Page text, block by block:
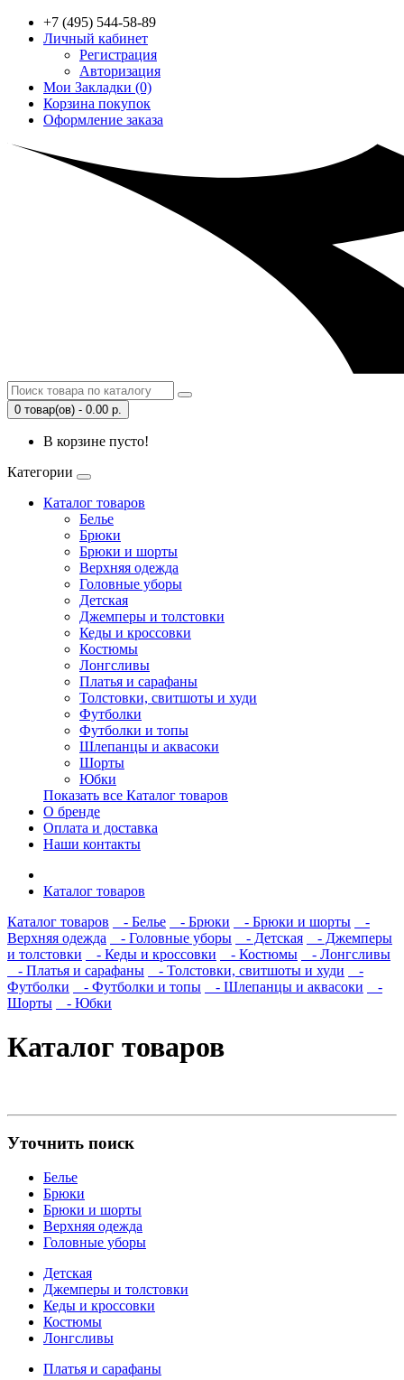
+7 (495) 544-58-89
Личный кабинет
Регистрация
Авторизация
Мои Закладки (0)
Корзина покупок
Оформление заказа
0 товар(ов) - 0.00 р.
В корзине пусто!
Категории
Каталог товаров
Белье
Брюки
Брюки и шорты
Верхняя одежда
Головные уборы
Детская
Джемперы и толстовки
Кеды и кроссовки
Костюмы
Лонгсливы
Платья и сарафаны
Толстовки, свитшоты и худи
Футболки
Футболки и топы
Шлепанцы и аквасоки
Шорты
Юбки
Показать все Каталог товаров
О бренде
Оплата и доставка
Наши контакты
Каталог товаров
Каталог товаров
- Белье - Брюки - Брюки и шорты
-
Верхняя одежда
- Головные уборы - Детская
- Джемперы
и толстовки
- Кеды и кроссовки - Костюмы
- Лонгсливы
- Платья и сарафаны
- Толстовки, свитшоты и худи
-
Футболки
- Футболки и топы - Шлепанцы и аквасоки
-
Шорты
- Юбки
Каталог товаров
Уточнить поиск
Белье
Брюки
Брюки и шорты
Верхняя одежда
Головные уборы
Детская
Джемперы и толстовки
Кеды и кроссовки
Костюмы
Лонгсливы
Платья и сарафаны